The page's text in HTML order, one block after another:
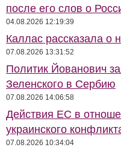
после его слов о
04.08.2026 12:19:39
Каллас рассказала о
07.08.2026 13:31:52
Политик Йованович
Зеленского в Сербию
07.08.2026 14:06:58
Действия ЕС в
украинского
07.08.2026 10:34:04